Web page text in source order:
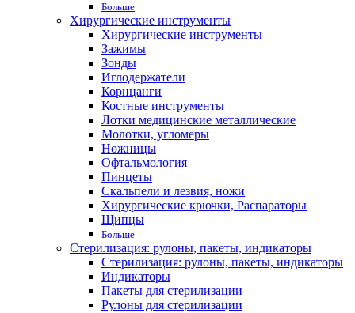
Больше
Хирургические инструменты
Хирургические инструменты
Зажимы
Зонды
Иглодержатели
Корнцанги
Костные инструменты
Лотки медицинские металлические
Молотки, угломеры
Ножницы
Офтальмология
Пинцеты
Скальпели и лезвия, ножи
Хирургические крючки, Распараторы
Щипцы
Больше
Стерилизация: рулоны, пакеты, индикаторы
Стерилизация: рулоны, пакеты, индикаторы
Индикаторы
Пакеты для стерилизации
Рулоны для стерилизации